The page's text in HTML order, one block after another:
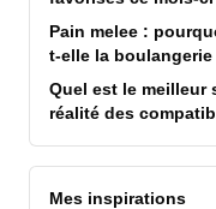
Pain melee :
t-elle la boulangerie
Quel est le meilleur
réalité des
Mes inspirations